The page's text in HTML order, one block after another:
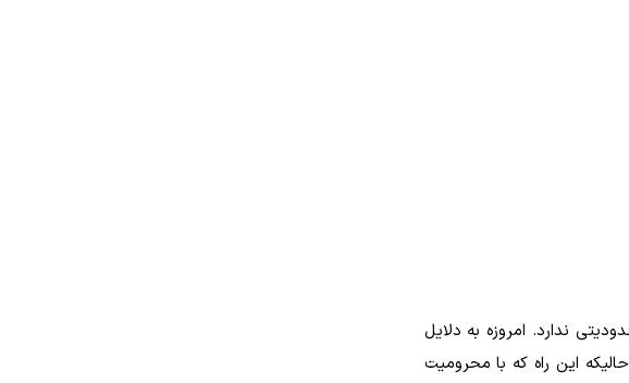
ندارد. امروزه به دلایل
این راه که با محرومیت